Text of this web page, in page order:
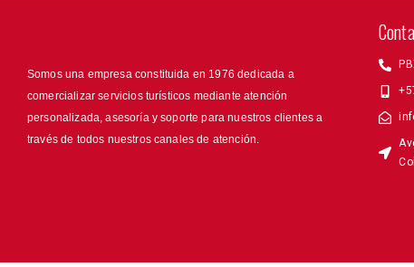
Somos una empresa constituida en 1976 dedicada a
comercializar servicios turísticos mediante atención
personalizada, asesoría y soporte para nuestros clientes a
través de todos nuestros canales de atención.